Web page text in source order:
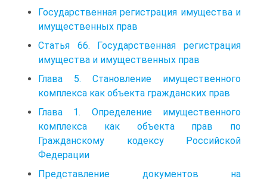
Государственная регистрация имущества и
имущественных прав
Статья 66. Государственная регистрация
имущества и имущественных прав
Глава 5. Становление имущественного
комплекса как объекта гражданских прав
Глава 1. Определение имущественного
комплекса как объекта прав по
Гражданскому кодексу Российской
Федерации
Представление документов на